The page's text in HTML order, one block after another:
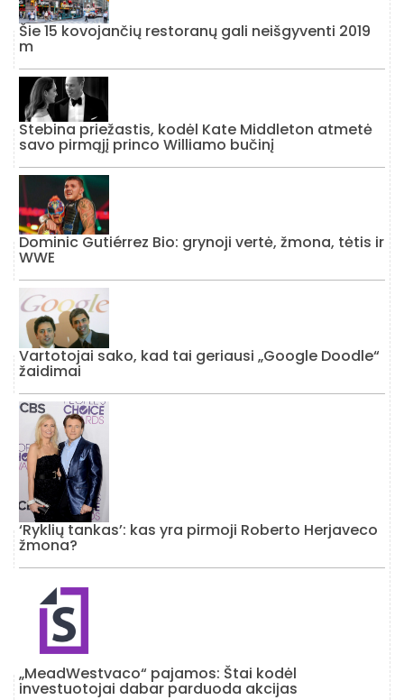
Šie 15 kovojančių restoranų gali neišgyventi 2019
m
Stebina priežastis, kodėl Kate Middleton atmetė
savo pirmąjį princo Williamo bučinį
Dominic Gutiérrez Bio: grynoji vertė, žmona, tėtis ir
WWE
Vartotojai sako, kad tai geriausi „Google Doodle“
žaidimai
‘Ryklių tankas’: kas yra pirmoji Roberto Herjaveco
žmona?
„MeadWestvaco“ pajamos: Štai kodėl
investuotojai dabar parduoda akcijas